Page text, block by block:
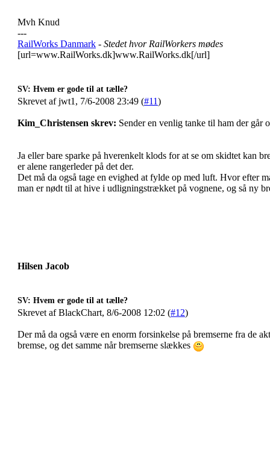
Mvh Knud
---
RailWorks Danmark - Stedet hvor RailWorkers mødes
[url=www.RailWorks.dk]www.RailWorks.dk[/url]
SV: Hvem er gode til at tælle?
Skrevet af jwt1, 7/6-2008 23:49 (#11)
Kim_Christensen skrev: Sender en venlig tanke til ham der går
Ja eller bare sparke på hverenkelt klods for at se om skidtet kan
er alene rangerleder på det der.
Det må da også tage en evighed at fylde op med luft. Hvor efter
man er nødt til at hive i udligningstrækket på vognene, og så ny
Hilsen Jacob
SV: Hvem er gode til at tælle?
Skrevet af BlackChart, 8/6-2008 12:02 (#12)
Der må da også være en enorm forsinkelse på bremserne fra de
bremse, og det samme når bremserne slækkes